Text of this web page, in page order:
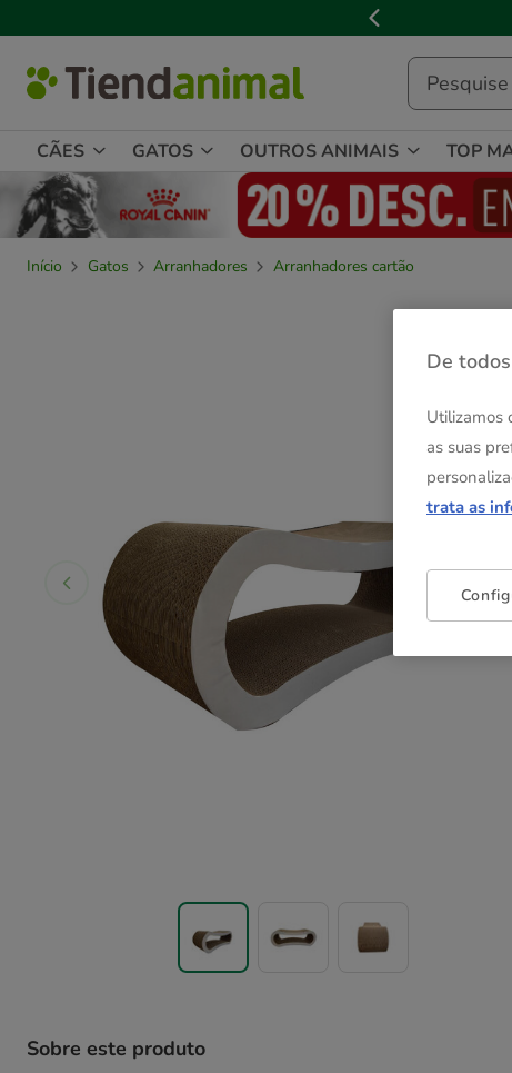
de
mensagem,
CÃES GATOS OUTROS ANIMAIS TOP
Início Gatos Arranhadores
Arranhadores cartão
Sobre este produto
De
Utilizamos
as suas
trata as